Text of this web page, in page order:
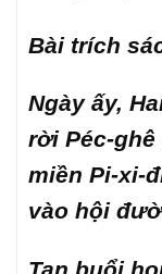
Bài trích
Ngày ấy,
rời Péc-
miền Pi-xi-
vào hội